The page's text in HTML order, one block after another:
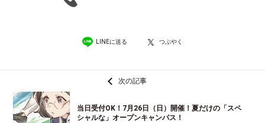
LINEに送る つぶやく
次の記事
当日受付OK！7月26日（日）開催！夏だけの「スペ
シャルな」オープンキャンパス！